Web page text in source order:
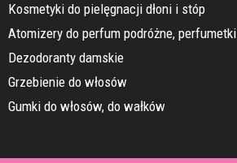
Kosmetyki do pielęgnacji dłoni i stóp
Atomizery do perfum podróżne, perfumetki
Dezodoranty damskie
Grzebienie do włosów
Gumki do włosów, do wałków